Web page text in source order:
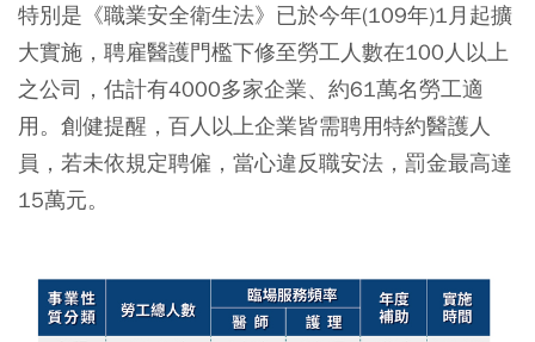
特別是《職業安全衛生法》已於今年(109年)1月起擴
大實施，聘雇醫護門檻下修至勞工人數在100人以上
之公司，估計有4000多家企業、約61萬名勞工適
用。創健提醒，百人以上企業皆需聘用特約醫護人
員，若未依規定聘僱，當心違反職安法，罰金最高達
15萬元。